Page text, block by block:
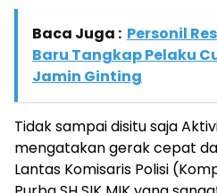
Baca Juga : Personil
Baru Tangkap Pelaku
Jamin Ginting
Tidak sampai disitu saja
mengatakan gerak cepat
Lantas Komisaris Polisi